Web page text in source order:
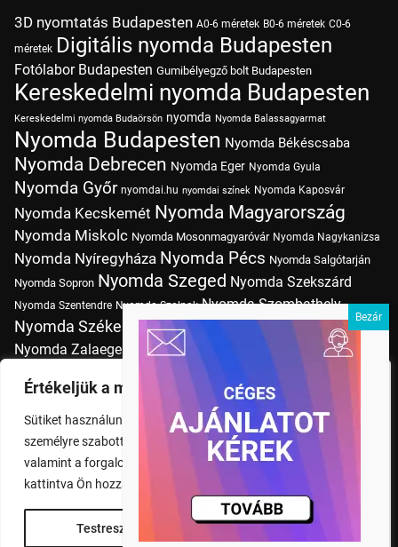
Értékeljük a magánéletét
Sütiket használunk a böngészési élmény fokozására,
személyre szabott hirdetések vagy tartalmak megjelenítésére,
valamint a forgalom elemzésére. A "Mindent elfogad" gombra
kattintva Ön hozzájárul a cookie-k használatához.
Testreszabás Rendben
3D nyomtatás Budapesten A0-6 méretek B0-6 méretek C0-6
méretek Digitális nyomda Budapesten
Fotólabor Budapesten Gumibélyegző bolt Budapesten
Kereskedelmi nyomda Budapesten
Kereskedelmi nyomda Budaörsön nyomda Nyomda Balassagyarmat
Nyomda Budapesten Nyomda Békéscsaba
Nyomda Debrecen Nyomda Eger Nyomda Gyula
Nyomda Győr nyomdai.hu nyomdai színek Nyomda Kaposvár
Nyomda Kecskemét Nyomda Magyarország
Nyomda Miskolc Nyomda Mosonmagyaróvár Nyomda Nagykanizsa
Nyomda Nyíregyháza Nyomda Pécs Nyomda Salgótarján
Nyomda Sopron Nyomda Szeged Nyomda Szekszárd
Nyomda Szentendre Nyomda Szolnok Nyomda Szombathely
Nyomda Székesfehérvár Nyomda Tatabánya Nyomda Vác
Nyomda Zalaegerszeg Nyomda Érd nyomtatás
Nyomtatás Budapesten
Pólónyomtatás Budapesten Szitanyomda Budapesten
Tudásbázis